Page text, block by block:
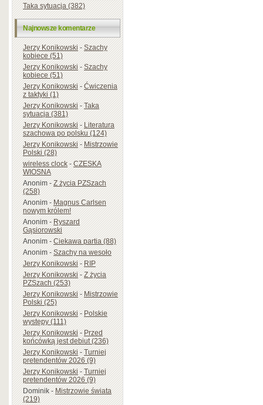
Taka sytuacja (382)
Najnowsze komentarze
Jerzy Konikowski-Szachy
kobiece (51)
Jerzy Konikowski-Szachy
kobiece (51)
Jerzy Konikowski-Ćwiczenia
z taktyki (1)
Jerzy Konikowski-Taka
sytuacja (381)
Jerzy Konikowski-Literatura
szachowa po polsku (124)
Jerzy Konikowski-Mistrzowie
Polski (28)
wireless clock-CZESKA
WIOSNA
Anonim-Z życia PZSzach
(258)
Anonim-Magnus Carlsen
nowym królem!
Anonim-Ryszard
Gąsiorowski
Anonim-Ciekawa partia (88)
Anonim-Szachy na wesoło
Jerzy Konikowski-RIP
Jerzy Konikowski-Z życia
PZSzach (253)
Jerzy Konikowski-Mistrzowie
Polski (25)
Jerzy Konikowski-Polskie
występy (111)
Jerzy Konikowski-Przed
końcówką jest debiut (236)
Jerzy Konikowski-Turniej
pretendentów 2026 (9)
Jerzy Konikowski-Turniej
pretendentów 2026 (9)
Dominik-Mistrzowie świata
(219)